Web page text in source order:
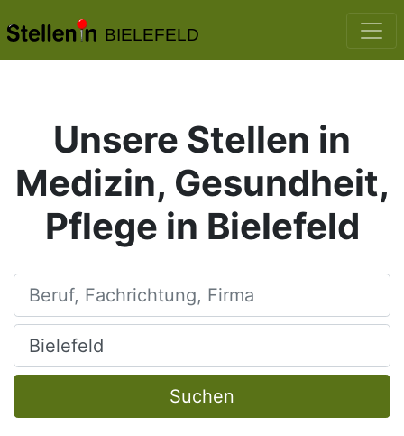
BIELEFELD
Unsere Stellen in
Medizin, Gesundheit,
Pflege in Bielefeld
Beruf, Fachrichtung, Firma
Ort, Stadt
Suchen